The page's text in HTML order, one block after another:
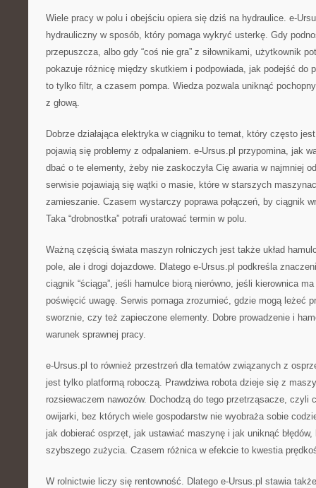
Wiele pracy w polu i obejściu opiera się dziś na hydraulice. e-
hydrauliczny w sposób, który pomaga wykryć usterkę. Gdy
przepuszcza, albo gdy “coś nie gra” z siłownikami, użytkownik
pokazuje różnicę między skutkiem i podpowiada, jak podejść do
to tylko filtr, a czasem pompa. Wiedza pozwala uniknąć
z głową.
Dobrze działająca elektryka w ciągniku to temat, który często
pojawią się problemy z odpalaniem. e-Ursus.pl przypomina, jak
dbać o te elementy, żeby nie zaskoczyła Cię awaria w najmniej
serwisie pojawiają się wątki o masie, które w starszych
zamieszanie. Czasem wystarczy poprawa połączeń, by ciągnik
Taka “drobnostka” potrafi uratować termin w polu.
Ważną częścią świata maszyn rolniczych jest także układ
pole, ale i drogi dojazdowe. Dlatego e-Ursus.pl podkreśla
ciągnik “ściąga”, jeśli hamulce biorą nierówno, jeśli kierownica
poświęcić uwagę. Serwis pomaga zrozumieć, gdzie mogą leżeć
sworznie, czy też zapieczone elementy. Dobre prowadzenie i
warunek sprawnej pracy.
e-Ursus.pl to również przestrzeń dla tematów związanych z
jest tylko platformą roboczą. Prawdziwa robota dzieje się z
rozsiewaczem nawozów. Dochodzą do tego przetrząsacze, czyli
owijarki, bez których wiele gospodarstw nie wyobraża sobie
jak dobierać osprzęt, jak ustawiać maszynę i jak uniknąć błędów,
szybszego zużycia. Czasem różnica w efekcie to kwestia
W rolnictwie liczy się rentowność. Dlatego e-Ursus.pl stawia